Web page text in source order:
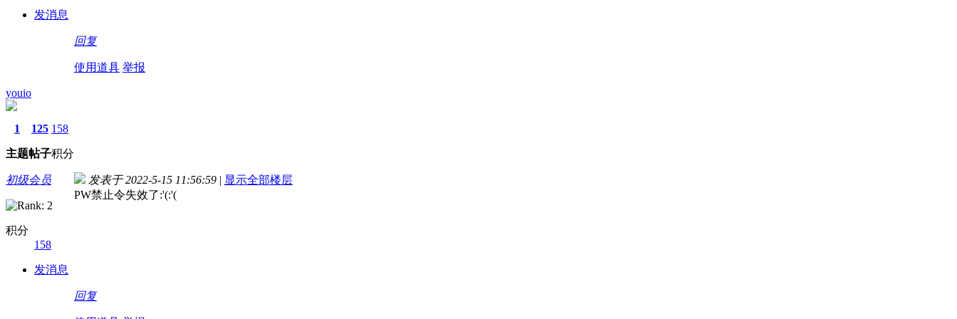
发消息
回复
使用道具 举报
youio
1
主题
125
帖子
158
积分
初级会员
积分
158
发消息
发表于 2022-5-15 11:56:59 | 显示全部楼层
PW禁止令失效了:'(:'(
回复